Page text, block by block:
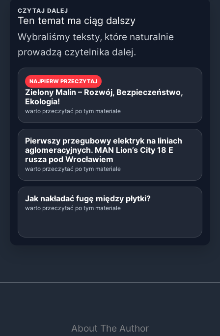
CZYTAJ DALEJ
Ten temat ma ciąg dalszy
Wybraliśmy teksty, które naturalnie
prowadzą czytelnika dalej.
NAJPIERW PRZECZYTAJ
Zielony Malin – Rozwój, Bezpieczeństwo,
Ekologia!
warto przeczytać po tym materiale
Pierwszy przegubowy elektryk na liniach
aglomeracyjnych. MAN Lion’s City 18 E
rusza pod Wrocławiem
warto przeczytać po tym materiale
Jak nakładać fugę między płytki?
warto przeczytać po tym materiale
About The Author